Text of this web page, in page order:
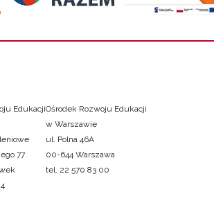
Edukacji
77
Ośrodek Rozwoju Edukacji
w Warszawie
ul. Polna 46A
00-644 Warszawa
tel. 22 570 83 00